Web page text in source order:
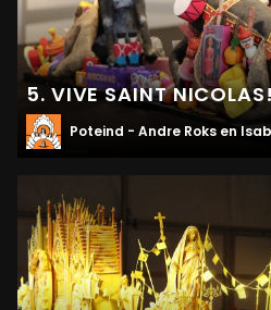
5. VIVE SAINT NICOLAS!
Poteind - Andre Roks en